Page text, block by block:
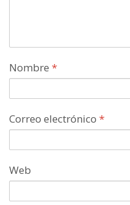
Nombre *
Correo electrónico *
Web